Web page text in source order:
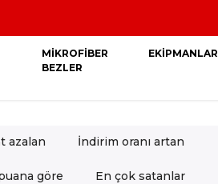
MİKROFİBER
BEZLER
EKİPMANLAR
azalan İndirim oranı artan
göre En çok satanlar